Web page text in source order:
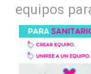
equipos